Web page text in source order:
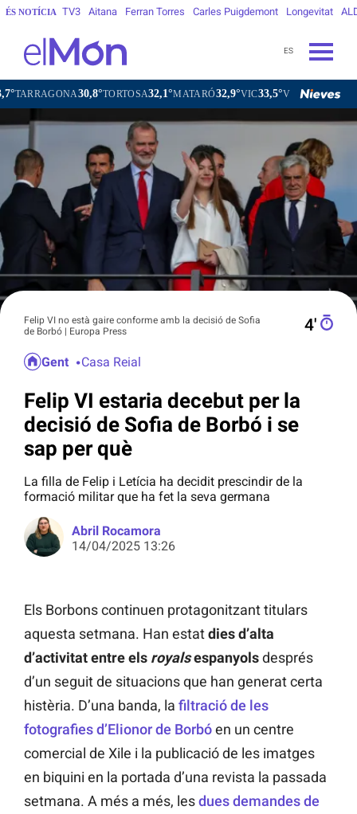
ÉS NOTÍCIA TV3 Aitana Ferran Torres Carles Puigdemont Longevitat
ES
30,8°TORTOSA32,1°MATARÓ32,9°VIC33,5°VILAFRANCA DEL
Felip VI no està gaire conforme amb la decisió de Sofia
de Borbó | Europa Press
4′
Gent Casa Reial
Felip VI estaria decebut per la
decisió de Sofia de Borbó i se
sap per què
La filla de Felip i Letícia ha decidit prescindir de la
formació militar que ha fet la seva germana
Abril Rocamora
14/04/2025 13:26
Els Borbons continuen protagonitzant titulars
aquesta setmana. Han estatdies d’alta
d’activitat entre els royalsespanyolsdesprés
d’un seguit de situacions que han generat certa
histèria. D’una banda, la filtració de les
fotografies d’Elionor de Borbóen un centre
comercial de Xile i la publicació de les imatges
en biquini en la portada d’una revista la passada
setmana. A més a més, lesdues demandes de